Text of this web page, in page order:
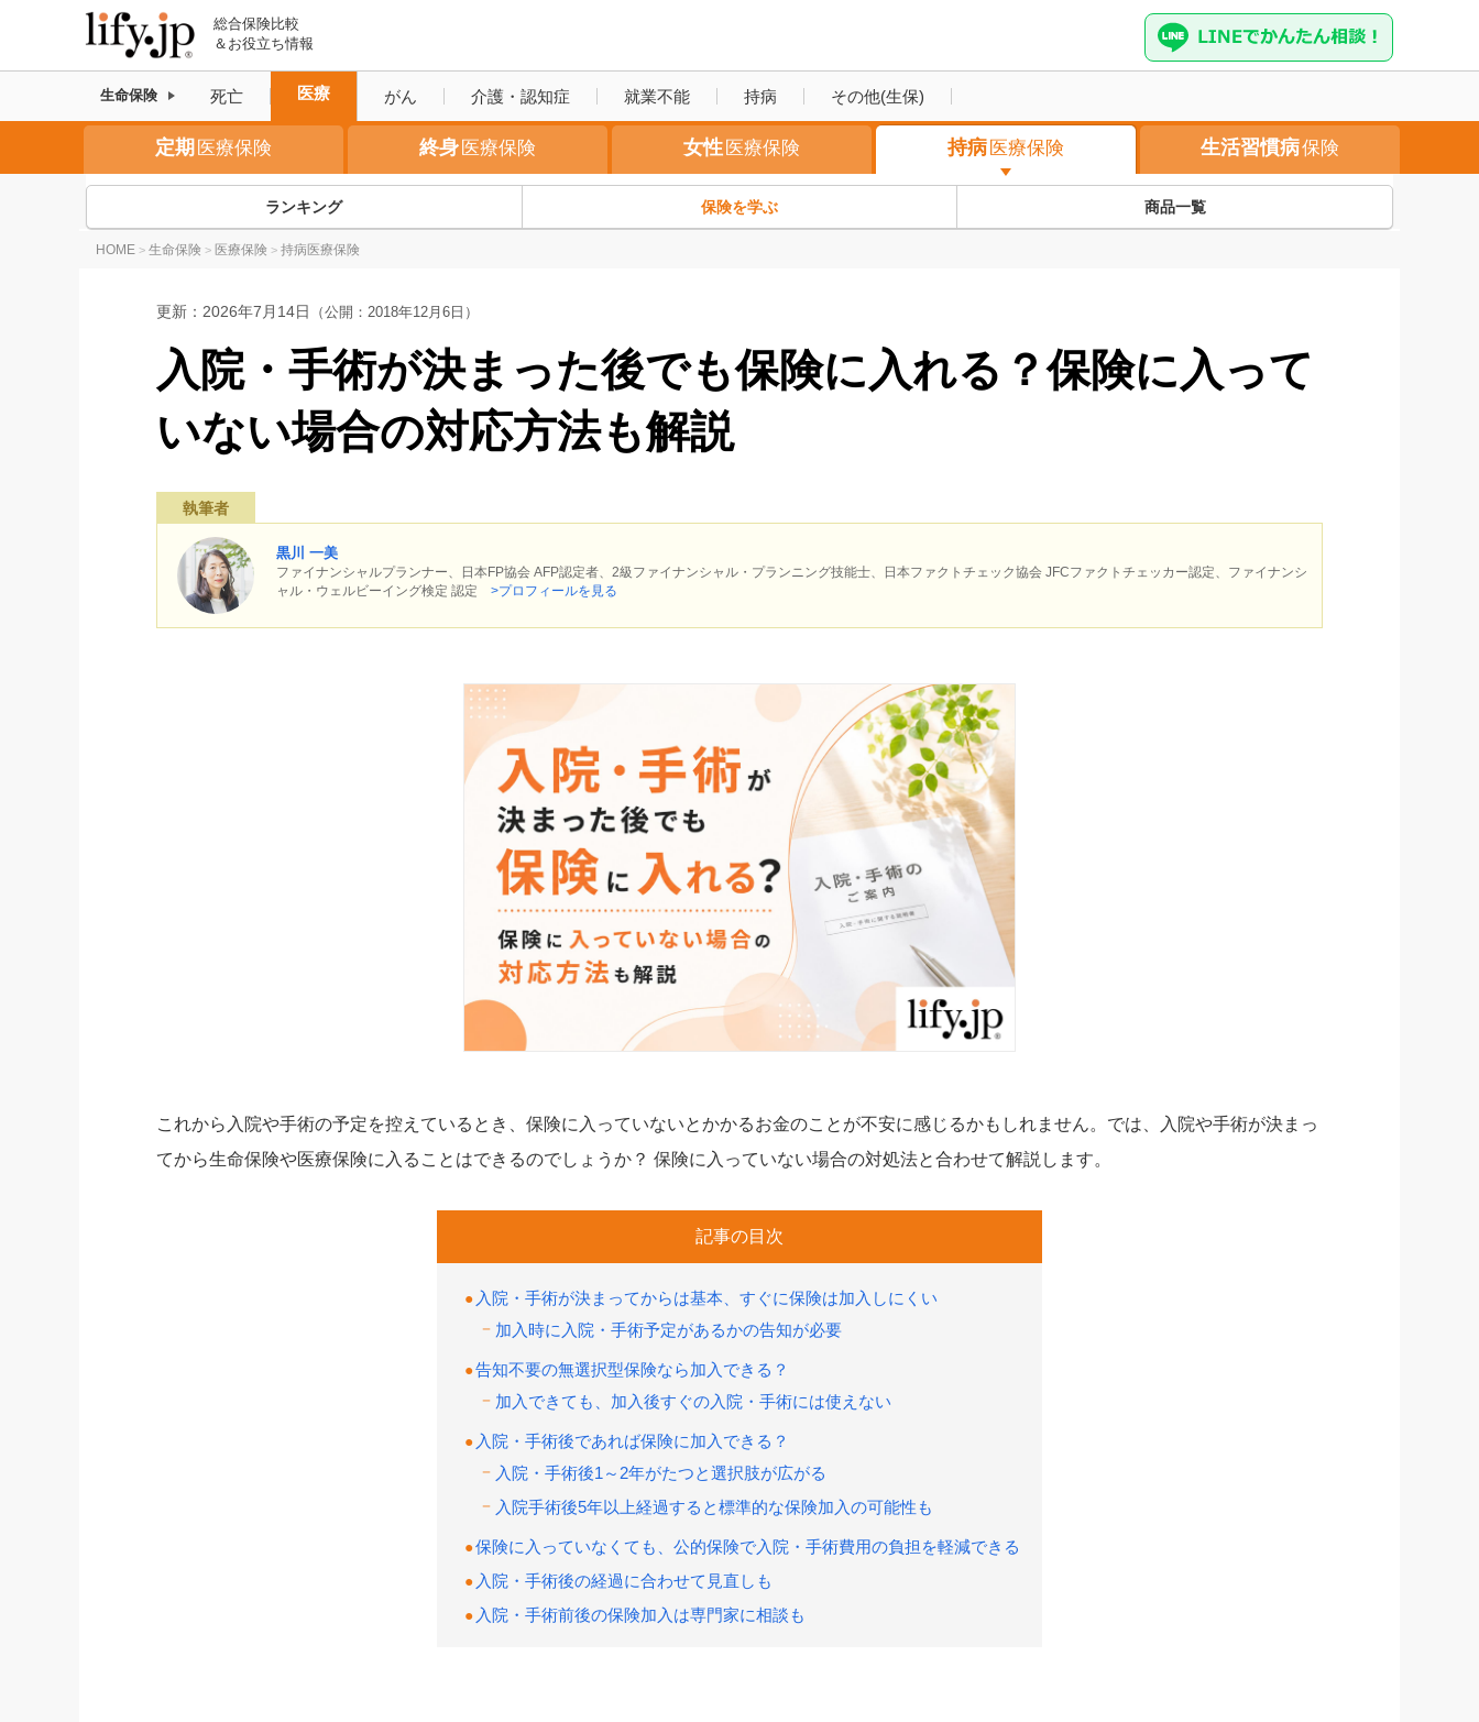
総合保険比較
＆お役立ち情報
生命保険 死亡 医療 がん 介護・認知症 就業不能 持病 その他(生保)
定期 医療保険 終身 医療保険 女性 医療保険 持病 医療保険 生活習慣病保険
持病医療保険
ランキング 保険を学ぶ 商品一覧
HOME > 生命保険 > 医療保険 > 持病医療保険
更新： 2026年7月14日 （公開：2018年12月6日）
入院・手術が決まった後でも保険に入れる？保険に入って
いない場合の対応方法も解説
執筆者
黒川 一美
ファイナンシャルプランナー、日本FP協会 AFP認定者、2級ファイナンシャル・プランニング技能士、日本ファクトチェック協会 JFCファクトチェッカー認定、ファイナンシ
ャル・ウェルビーイング検定 認定 >プロフィールを見る
これから入院や手術の予定を控えているとき、保険に入っていないとかかるお金のことが不安に感じるかもしれません。では、入院や手術が決まっ
てから生命保険や医療保険に入ることはできるのでしょうか？ 保険に入っていない場合の対処法と合わせて解説します。
記事の目次
入院・手術が決まってからは基本、すぐに保険は加入しにくい
加入時に入院・手術予定があるかの告知が必要
告知不要の無選択型保険なら加入できる？
加入できても、加入後すぐの入院・手術には使えない
入院・手術後であれば保険に加入できる？
入院・手術後1～2年がたつと選択肢が広がる
入院手術後5年以上経過すると標準的な保険加入の可能性も
保険に入っていなくても、公的保険で入院・手術費用の負担を軽減できる
入院・手術後の経過に合わせて見直しも
入院・手術前後の保険加入は専門家に相談も